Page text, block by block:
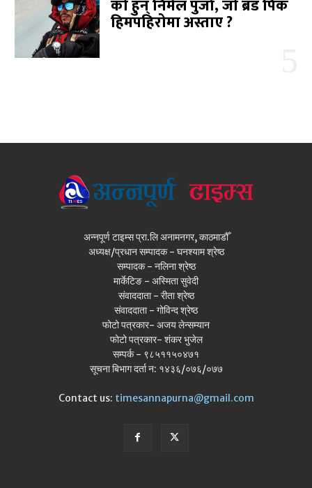
को हुन् निर्मल पुर्जा, जो ब्रड पिक
हिमपहिरोमा अस्ताए ?
अन्नपूर्ण टाइम्स प्रा.लि अनामनगर, काठमाडौँ
अध्यक्ष/प्रधान सम्पादक - घनश्याम श्रेष्ठ
सम्पादक - नलिना श्रेष्ठ
मार्केटिङ - अस्मिता सुवेदी
संवाददाता - रीता श्रेष्ठ
संवाददाता - गोविन्द श्रेष्ठ
फोटो पत्रकार- अजय लेन्सम्यान
फोटो पत्रकार- शंकर भुजेल
सम्पर्क - ९८५११५०४७१
सूचना बिभाग दर्ता न: १४३६/०७६/०७७
Contact us: timesannapurna@gmail.com